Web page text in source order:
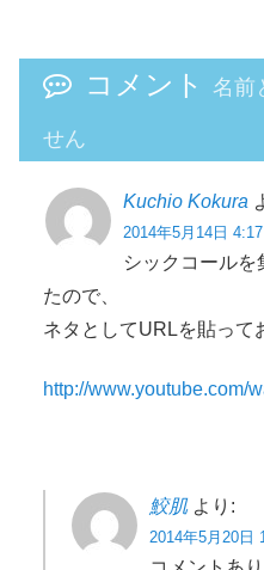
コメント 名前
せん
Kuchio Kokura
2014年5月14日
シックコールを
たので、
ネタとしてURLを貼って
http://www.youtube.com/
鮫肌 より:
2014年5月20日